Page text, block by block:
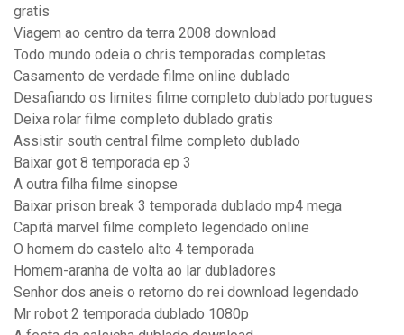
gratis
Viagem ao centro da terra 2008 download
Todo mundo odeia o chris temporadas completas
Casamento de verdade filme online dublado
Desafiando os limites filme completo dublado portugues
Deixa rolar filme completo dublado gratis
Assistir south central filme completo dublado
Baixar got 8 temporada ep 3
A outra filha filme sinopse
Baixar prison break 3 temporada dublado mp4 mega
Capitã marvel filme completo legendado online
O homem do castelo alto 4 temporada
Homem-aranha de volta ao lar dubladores
Senhor dos aneis o retorno do rei download legendado
Mr robot 2 temporada dublado 1080p